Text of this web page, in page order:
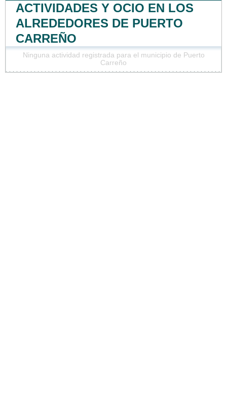
ACTIVIDADES Y OCIO EN LOS
ALREDEDORES DE PUERTO
CARREÑO
Ninguna actividad registrada para el municipio de Puerto
Carreño